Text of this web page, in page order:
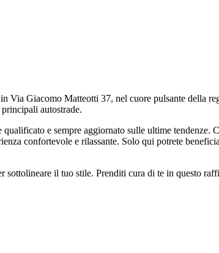
Giacomo Matteotti 37, nel cuore pulsante della
autostrade.
e sempre aggiornato sulle ultime
confortevole e rilassante. Solo qui potrete
il tuo stile. Prenditi cura di te in questo